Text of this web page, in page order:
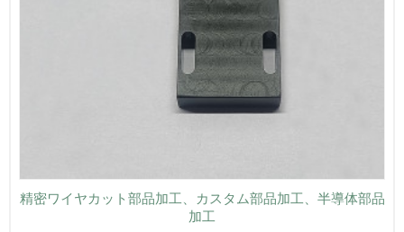
精密ワイヤカット部品加工、カスタム部品加工、半導体部品
加工